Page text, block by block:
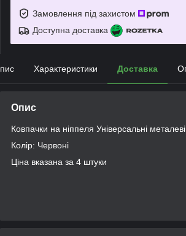
Замовлення під захистом
Доступна доставка
Характеристики Доставка
Опис
Ковпачки на ніппеля Універсальні металеві
Колір: Червоні
Ціна вказана за 4 штуки